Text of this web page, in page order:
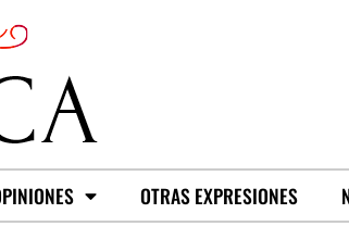
OTRAS EXPRESIONES